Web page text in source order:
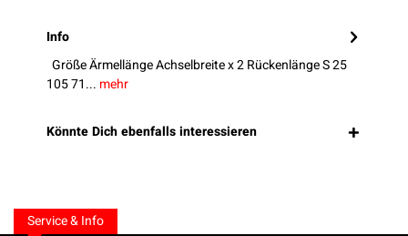
Info
Größe Ärmellänge Achselbreite x 2 Rückenlänge S 25
105 71... mehr
Könnte Dich ebenfalls interessieren
Service & Info